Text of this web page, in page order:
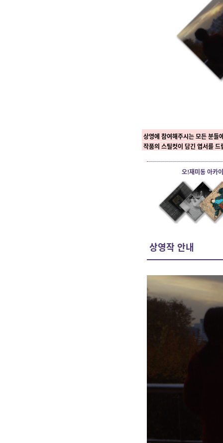
상영에 참여해주시는모든 분들
작품의 스틸컷이 담긴 엽서를
오!재미동 아카
상영작 안내